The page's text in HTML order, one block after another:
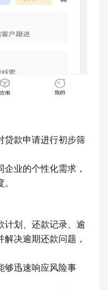
贷款申请进行初步筛
业的个性化需求，
计划、还款记录、逾
决逾期还款问题，
够迅速响应风险事